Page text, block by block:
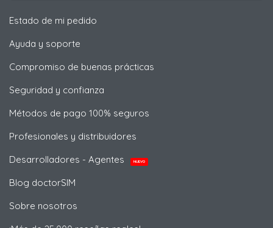
Estado de mi pedido
Ayuda y soporte
Compromiso de buenas prácticas
Seguridad y confianza
Métodos de pago 100% seguros
Profesionales y distribuidores
Desarrolladores - Agentes
NUEVO
Blog doctorSIM
Sobre nosotros